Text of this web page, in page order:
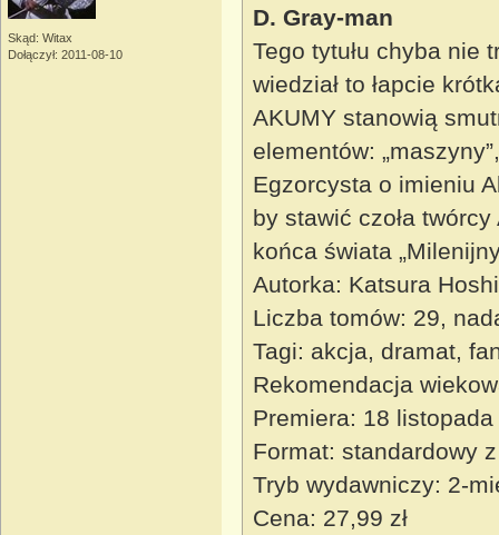
Skąd: Witax
Dołączył: 2011-08-10
D. Gray-man
Tego tytułu chyba nie
wiedział to łapcie
AKUMY stanowią
elementów:
Egzorcysta o imieniu
by stawić czoła
końca świata
Autorka: Katsura
Liczba tomów: 29,
Tagi: akcja, dramat,
Rekomendacja
Premiera: 18
Format: standardowy
Tryb wydawniczy: 2-
Cena: 27,99 zł